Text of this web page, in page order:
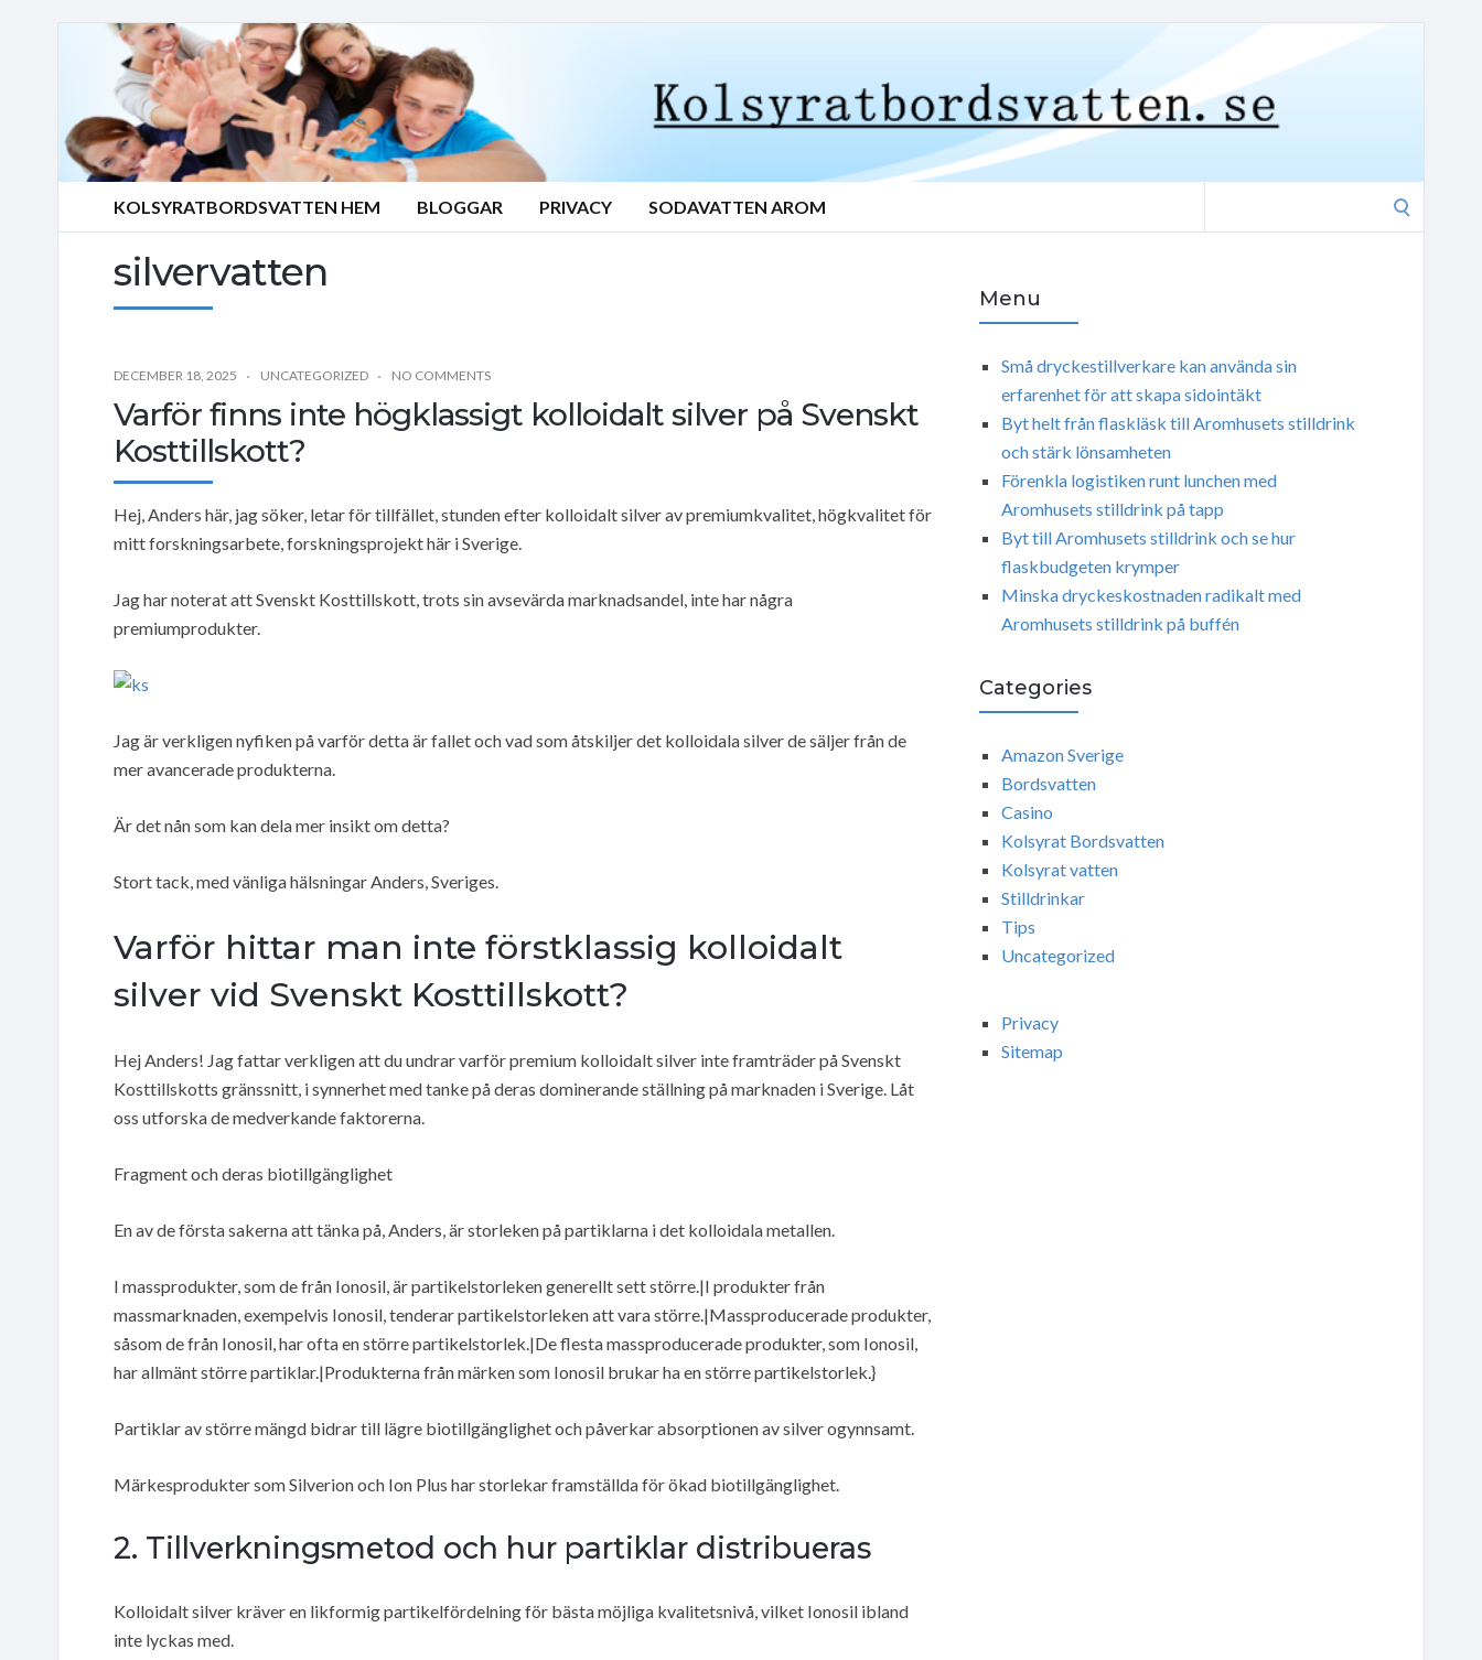
KOLSYRATBORDSVATTEN HEM BLOGGAR PRIVACY SODAVATTEN AROM
silvervatten
DECEMBER 18, 2025 UNCATEGORIZED NO COMMENTS
Varför finns inte högklassigt kolloidalt silver på Svenskt
Kosttillskott?
Hej, Anders här, jag söker, letar för tillfället, stunden efter kolloidalt silver av premiumkvalitet, högkvalitet för
mitt forskningsarbete, forskningsprojekt här i Sverige.
Jag har noterat att Svenskt Kosttillskott, trots sin avsevärda marknadsandel, inte har några
premiumprodukter.
Jag är verkligen nyfiken på varför detta är fallet och vad som åtskiljer det kolloidala silver de säljer från de
mer avancerade produkterna.
Är det nån som kan dela mer insikt om detta?
Stort tack, med vänliga hälsningar Anders, Sveriges.
Varför hittar man inte förstklassig kolloidalt
silver vid Svenskt Kosttillskott?
Hej Anders! Jag fattar verkligen att du undrar varför premium kolloidalt silver inte framträder på Svenskt
Kosttillskotts gränssnitt, i synnerhet med tanke på deras dominerande ställning på marknaden i Sverige. Låt
oss utforska de medverkande faktorerna.
Fragment och deras biotillgänglighet
En av de första sakerna att tänka på, Anders, är storleken på partiklarna i det kolloidala metallen.
I massprodukter, som de från Ionosil, är partikelstorleken generellt sett större.|I produkter från
massmarknaden, exempelvis Ionosil, tenderar partikelstorleken att vara större.|Massproducerade produkter,
såsom de från Ionosil, har ofta en större partikelstorlek.|De flesta massproducerade produkter, som Ionosil,
har allmänt större partiklar.|Produkterna från märken som Ionosil brukar ha en större partikelstorlek.}
Partiklar av större mängd bidrar till lägre biotillgänglighet och påverkar absorptionen av silver ogynnsamt.
Märkesprodukter som Silverion och Ion Plus har storlekar framställda för ökad biotillgänglighet.
2. Tillverkningsmetod och hur partiklar distribueras
Kolloidalt silver kräver en likformig partikelfördelning för bästa möjliga kvalitetsnivå, vilket Ionosil ibland
inte lyckas med.
Menu
Små dryckestillverkare kan använda sin
erfarenhet för att skapa sidointäkt
Byt helt från flaskläsk till Aromhusets stilldrink
och stärk lönsamheten
Förenkla logistiken runt lunchen med
Aromhusets stilldrink på tapp
Byt till Aromhusets stilldrink och se hur
flaskbudgeten krymper
Minska dryckeskostnaden radikalt med
Aromhusets stilldrink på buffén
Categories
Amazon Sverige
Bordsvatten
Casino
Kolsyrat Bordsvatten
Kolsyrat vatten
Stilldrinkar
Tips
Uncategorized
Privacy
Sitemap